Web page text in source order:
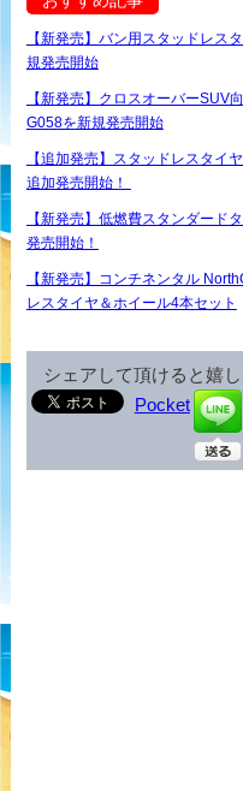
【新発売】バン用スタッドレス
規発売開始
【新発売】クロスオーバーSUV
G058を新規発売開始
【追加発売】スタッドレスタイ
追加発売開始！
【新発売】低燃費スタンダード
発売開始！
【新発売】コンチネンタル
レスタイヤ＆ホイール4本セット
シェアして頂けると嬉
Pocket